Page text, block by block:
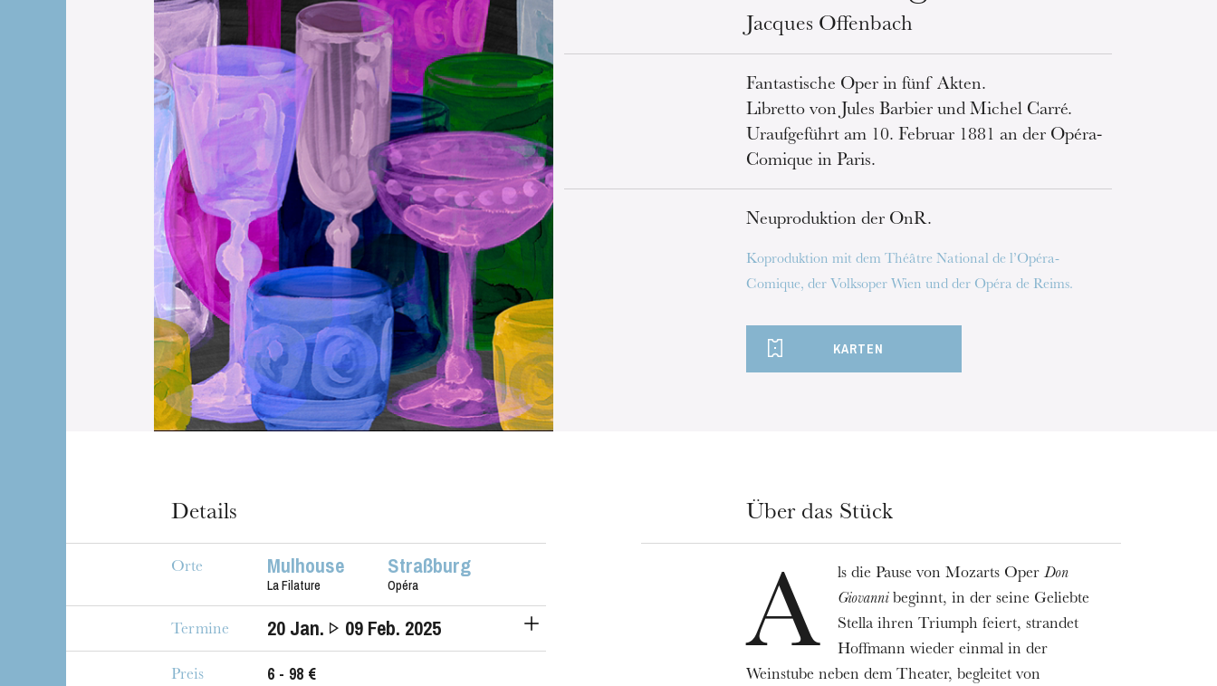
Jacques Offenbach
Fantastische Oper in fünf Akten.
Libretto von Jules Barbier und Michel Carré.
Uraufgeführt am 10. Februar 1881 an der Opéra-
Comique in Paris.
Neuproduktion der OnR.
Koproduktion mit dem Théâtre National de l’Opéra-
Comique, der Volksoper Wien und der Opéra de Reims.
KARTEN
Details
Orte Mulhouse
La Filature
Straßburg
Opéra
Termine 20Jan. 09Feb. 2025
Preis 6 - 98 €
Über das Stück
A ls die Pause von Mozarts OperDon
Giovanni beginnt, in der seine Geliebte
Stella ihren Triumph feiert, strandet
Hoffmann wieder einmal in der
Weinstube neben dem Theater, begleitet von